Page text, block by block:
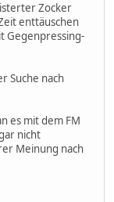
Zocker
enttäuschen
Gegenpressing-
Suche nach
es mit dem FM
nicht
Meinung nach